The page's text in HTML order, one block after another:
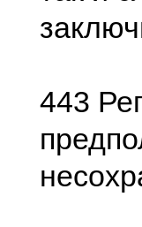
443